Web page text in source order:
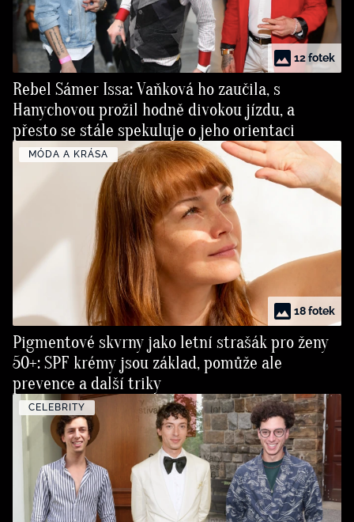
12 fotek
Rebel Sámer Issa: Vaňková ho zaučila, s
Hanychovou prožil hodně divokou jízdu, a
přesto se stále spekuluje o jeho orientaci
MÓDA A KRÁSA
18 fotek
Pigmentové skvrny jako letní strašák pro ženy
50+: SPF krémy jsou základ, pomůže ale
prevence a další triky
CELEBRITY